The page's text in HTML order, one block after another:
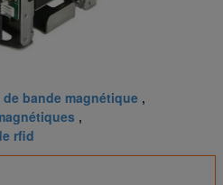
bande magnétique ,
,
rfid